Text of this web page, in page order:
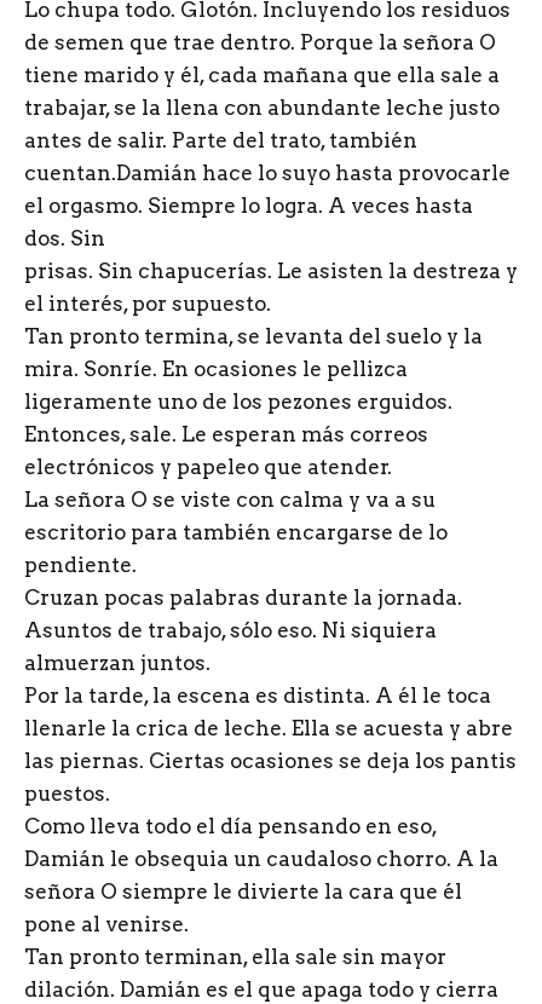
Lo chupa todo. Glotón. Incluyendo los residuos
de semen que trae dentro. Porque la señora O
tiene marido y él, cada mañana que ella sale a
trabajar, se la llena con abundante leche justo
antes de salir. Parte del trato, también
cuentan.Damián hace lo suyo hasta provocarle
el orgasmo. Siempre lo logra. A veces hasta
dos. Sin
prisas. Sin chapucerías. Le asisten la destreza y
el interés, por supuesto.
Tan pronto termina, se levanta del suelo y la
mira. Sonríe. En ocasiones le pellizca
ligeramente uno de los pezones erguidos.
Entonces, sale. Le esperan más correos
electrónicos y papeleo que atender.
La señora O se viste con calma y va a su
escritorio para también encargarse de lo
pendiente.
Cruzan pocas palabras durante la jornada.
Asuntos de trabajo, sólo eso. Ni siquiera
almuerzan juntos.
Por la tarde, la escena es distinta. A él le toca
llenarle la crica de leche. Ella se acuesta y abre
las piernas. Ciertas ocasiones se deja los pantis
puestos.
Como lleva todo el día pensando en eso,
Damián le obsequia un caudaloso chorro. A la
señora O siempre le divierte la cara que él
pone al venirse.
Tan pronto terminan, ella sale sin mayor
dilación. Damián es el que apaga todo y cierra